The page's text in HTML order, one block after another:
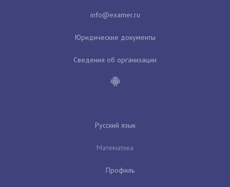
Юридические документы
Сведения об организации
Русский язык
Математика
Профиль